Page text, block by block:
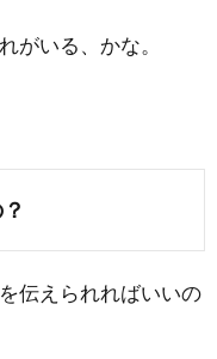
がいる、かな。
伝えられればいいの